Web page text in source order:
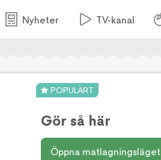
Nyheter TV-kanal
POPULÄRT
Gör så här
Öppna matlagningsläget